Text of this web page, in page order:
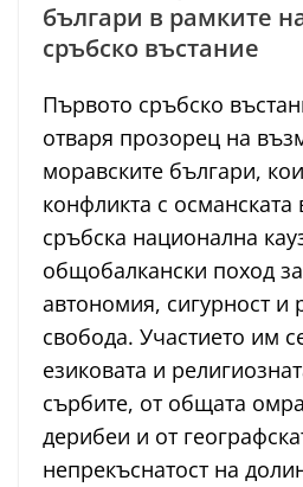
българи в рамките
сръбско въстание
Първото сръбско
отваря прозорец на
моравските българи,
конфликта с османската
сръбска национална
общобалкански поход
автономия, сигурност и
свобода. Участието им
езиковата и
сърбите, от общата
дерибеи и от
непрекъснатост на